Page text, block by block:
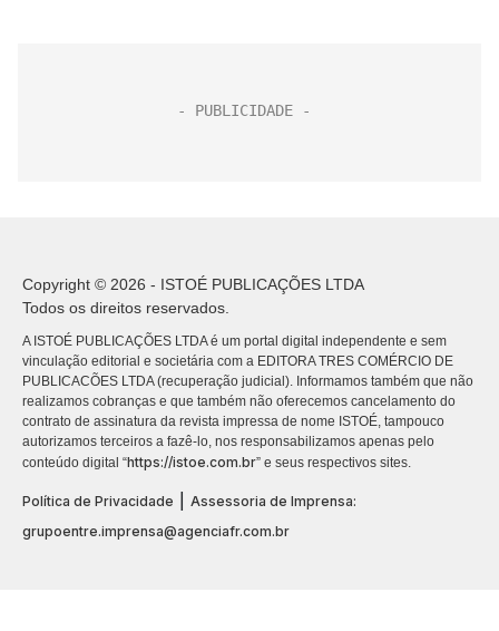
Copyright © 2026 - ISTOÉ PUBLICAÇÕES LTDA
Todos os direitos reservados.
A ISTOÉ PUBLICAÇÕES LTDA é um portal digital independente e sem
vinculação editorial e societária com a EDITORA TRES COMÉRCIO DE
PUBLICACÕES LTDA (recuperação judicial). Informamos também que não
realizamos cobranças e que também não oferecemos cancelamento do
contrato de assinatura da revista impressa de nome ISTOÉ, tampouco
autorizamos terceiros a fazê-lo, nos responsabilizamos apenas pelo
conteúdo digital “https://istoe.com.br” e seus respectivos sites.
Política de Privacidade | Assessoria de Imprensa:
grupoentre.imprensa@agenciafr.com.br